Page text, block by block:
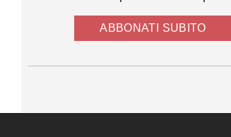
ABBONATI SUBITO